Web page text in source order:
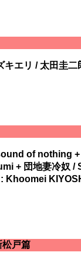
エリ / 太田圭
of nothing
+ 団地妻冷奴 /
Khoomei
戸篇